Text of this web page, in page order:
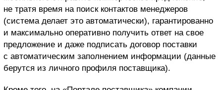
не тратя время на поиск контактов менеджеров
(система делает это автоматически), гарантированно
и максимально оперативно получить ответ на свое
предложение и даже подписать договор поставки
с автоматическим заполнением информации (данные
берутся из личного профиля поставщика).